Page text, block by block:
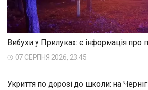
Вибухи у Прилуках: є інформація про
07 СЕРПНЯ 2026, 23:45
Укриття по дорозі до школи: на